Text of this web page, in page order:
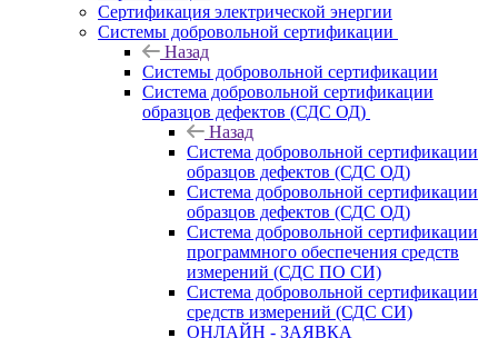
Сертификация электрической энергии
Системы добровольной сертификации
Назад
Системы добровольной сертификации
Система добровольной сертификации
образцов дефектов (СДС ОД)
Назад
Система добровольной сертификации
образцов дефектов (СДС ОД)
Система добровольной сертификации
образцов дефектов (СДС ОД)
Система добровольной сертификации
программного обеспечения средств
измерений (СДС ПО СИ)
Система добровольной сертификации
средств измерений (СДС СИ)
ОНЛАЙН - ЗАЯВКА